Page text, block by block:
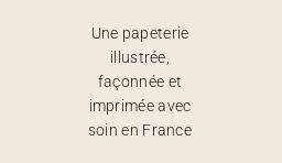
Une papeterie
illustrée,
façonnée et
imprimée avec
soin en France